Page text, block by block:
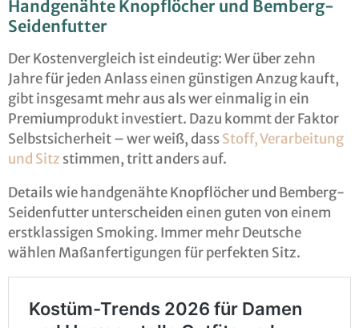
Handgenähte Knopflöcher und Bemberg-
Seidenfutter
Der Kostenvergleich ist eindeutig: Wer über zehn
Jahre für jeden Anlass einen günstigen Anzug kauft,
gibt insgesamt mehr aus als wer einmalig in ein
Premiumprodukt investiert. Dazu kommt der Faktor
Selbstsicherheit – wer weiß, dassStoff, Verarbeitung
und Sitz stimmen, tritt anders auf.
Details wie handgenähte Knopflöcher und Bemberg-
Seidenfutter unterscheiden einen guten von einem
erstklassigen Smoking. Immer mehr Deutsche
wählen Maßanfertigungen für perfekten Sitz.